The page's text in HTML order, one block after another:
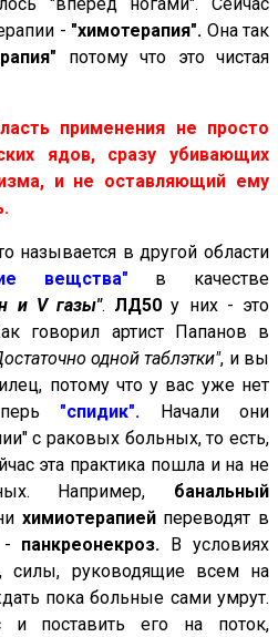
"вперёд ногами". Сейчас
- "химотерапия". Она так
потому что это чистая
применения не просто
ядов, сразу убивающих
и не оставляющий ему
называется в другой области
вещства" в качестве
и V газы". ЛД50 у них - это
говорил артист Папанов в
одной таблэтки", и вы
потому что у вас уже нет
"спидик". Начали они
с раковых больных, то есть,
эта практика пошла и на не
Например, банальный
химиотерапией переводят в
- панкреонекроз.
В условиях
силы, руководящие всем на
пока больные сами умрут.
и поставить его на поток,